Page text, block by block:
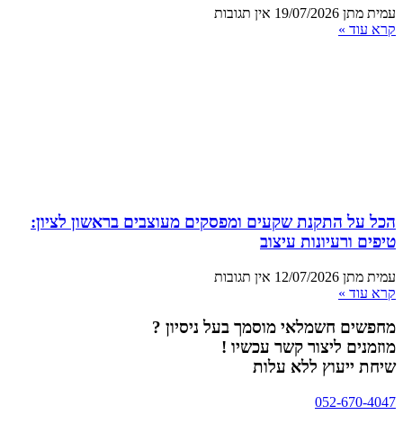
עמית מתן 19/07/2026 אין תגובות
קרא עוד »
הכל על התקנת שקעים ומפסקים מעוצבים בראשון לציון:
טיפים ורעיונות עיצוב
עמית מתן 12/07/2026 אין תגובות
קרא עוד »
מחפשים חשמלאי מוסמך בעל ניסיון ?
מוזמנים ליצור קשר עכשיו !
שיחת ייעוץ ללא עלות
052-670-4047